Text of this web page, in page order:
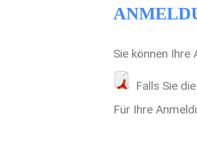
Sie können Ihre
Falls Sie
Für Ihre